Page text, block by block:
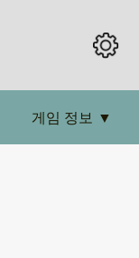
게임 정보 ▼